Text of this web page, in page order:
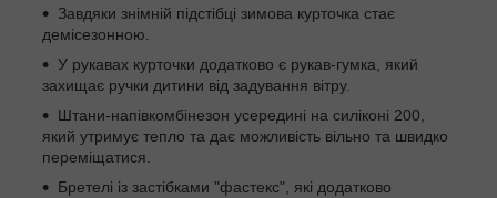
Завдяки знімній підстібці зимова курточка стає
демісезонною.
У рукавах курточки додатково є рукав-гумка, який
захищає ручки дитини від задування вітру.
Штани-напівкомбінезон усередині на силіконі 200,
який утримує тепло та дає можливість вільно та швидко
переміщатися.
Бретелі із застібками "фастекс", які додатково